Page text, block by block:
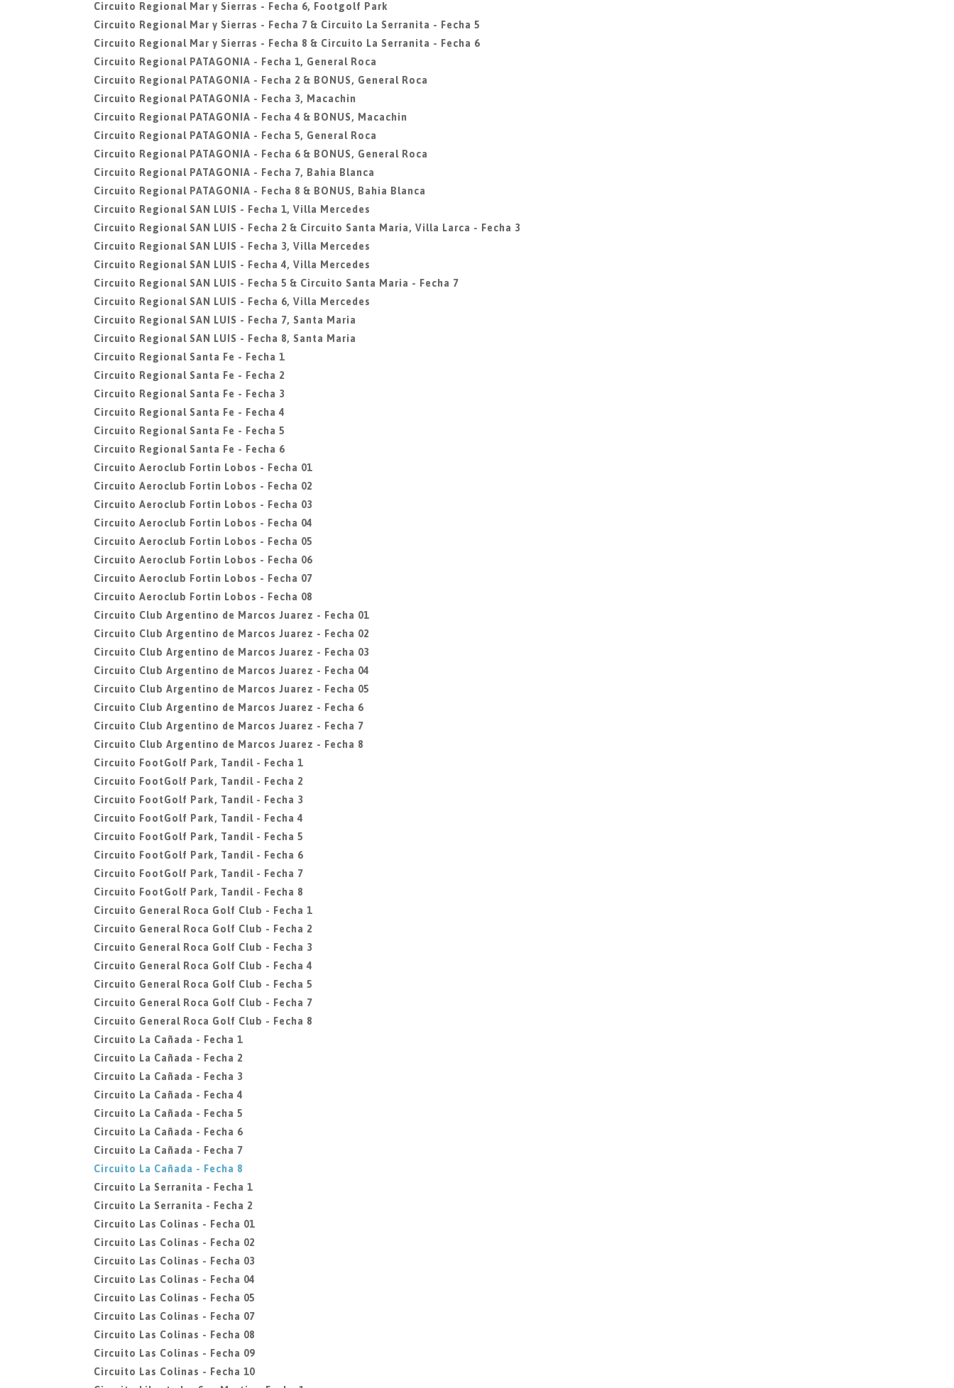
Circuito Regional Mar y Sierras - Fecha 6, Footgolf Park
Circuito Regional Mar y Sierras - Fecha 7 & Circuito La Serranita - Fecha 5
Circuito Regional Mar y Sierras - Fecha 8 & Circuito La Serranita - Fecha 6
Circuito Regional PATAGONIA - Fecha 1, General Roca
Circuito Regional PATAGONIA - Fecha 2 & BONUS, General Roca
Circuito Regional PATAGONIA - Fecha 3, Macachin
Circuito Regional PATAGONIA - Fecha 4 & BONUS, Macachin
Circuito Regional PATAGONIA - Fecha 5, General Roca
Circuito Regional PATAGONIA - Fecha 6 & BONUS, General Roca
Circuito Regional PATAGONIA - Fecha 7, Bahia Blanca
Circuito Regional PATAGONIA - Fecha 8 & BONUS, Bahia Blanca
Circuito Regional SAN LUIS - Fecha 1, Villa Mercedes
Circuito Regional SAN LUIS - Fecha 2 & Circuito Santa Maria, Villa Larca - Fecha 3
Circuito Regional SAN LUIS - Fecha 3, Villa Mercedes
Circuito Regional SAN LUIS - Fecha 4, Villa Mercedes
Circuito Regional SAN LUIS - Fecha 5 & Circuito Santa Maria - Fecha 7
Circuito Regional SAN LUIS - Fecha 6, Villa Mercedes
Circuito Regional SAN LUIS - Fecha 7, Santa Maria
Circuito Regional SAN LUIS - Fecha 8, Santa Maria
Circuito Regional Santa Fe - Fecha 1
Circuito Regional Santa Fe - Fecha 2
Circuito Regional Santa Fe - Fecha 3
Circuito Regional Santa Fe - Fecha 4
Circuito Regional Santa Fe - Fecha 5
Circuito Regional Santa Fe - Fecha 6
Circuito Aeroclub Fortin Lobos - Fecha 01
Circuito Aeroclub Fortin Lobos - Fecha 02
Circuito Aeroclub Fortin Lobos - Fecha 03
Circuito Aeroclub Fortin Lobos - Fecha 04
Circuito Aeroclub Fortin Lobos - Fecha 05
Circuito Aeroclub Fortin Lobos - Fecha 06
Circuito Aeroclub Fortin Lobos - Fecha 07
Circuito Aeroclub Fortin Lobos - Fecha 08
Circuito Club Argentino de Marcos Juarez - Fecha 01
Circuito Club Argentino de Marcos Juarez - Fecha 02
Circuito Club Argentino de Marcos Juarez - Fecha 03
Circuito Club Argentino de Marcos Juarez - Fecha 04
Circuito Club Argentino de Marcos Juarez - Fecha 05
Circuito Club Argentino de Marcos Juarez - Fecha 6
Circuito Club Argentino de Marcos Juarez - Fecha 7
Circuito Club Argentino de Marcos Juarez - Fecha 8
Circuito FootGolf Park, Tandil - Fecha 1
Circuito FootGolf Park, Tandil - Fecha 2
Circuito FootGolf Park, Tandil - Fecha 3
Circuito FootGolf Park, Tandil - Fecha 4
Circuito FootGolf Park, Tandil - Fecha 5
Circuito FootGolf Park, Tandil - Fecha 6
Circuito FootGolf Park, Tandil - Fecha 7
Circuito FootGolf Park, Tandil - Fecha 8
Circuito General Roca Golf Club - Fecha 1
Circuito General Roca Golf Club - Fecha 2
Circuito General Roca Golf Club - Fecha 3
Circuito General Roca Golf Club - Fecha 4
Circuito General Roca Golf Club - Fecha 5
Circuito General Roca Golf Club - Fecha 7
Circuito General Roca Golf Club - Fecha 8
Circuito La Cañada - Fecha 1
Circuito La Cañada - Fecha 2
Circuito La Cañada - Fecha 3
Circuito La Cañada - Fecha 4
Circuito La Cañada - Fecha 5
Circuito La Cañada - Fecha 6
Circuito La Cañada - Fecha 7
Circuito La Cañada - Fecha 8
Circuito La Serranita - Fecha 1
Circuito La Serranita - Fecha 2
Circuito Las Colinas - Fecha 01
Circuito Las Colinas - Fecha 02
Circuito Las Colinas - Fecha 03
Circuito Las Colinas - Fecha 04
Circuito Las Colinas - Fecha 05
Circuito Las Colinas - Fecha 07
Circuito Las Colinas - Fecha 08
Circuito Las Colinas - Fecha 09
Circuito Las Colinas - Fecha 10